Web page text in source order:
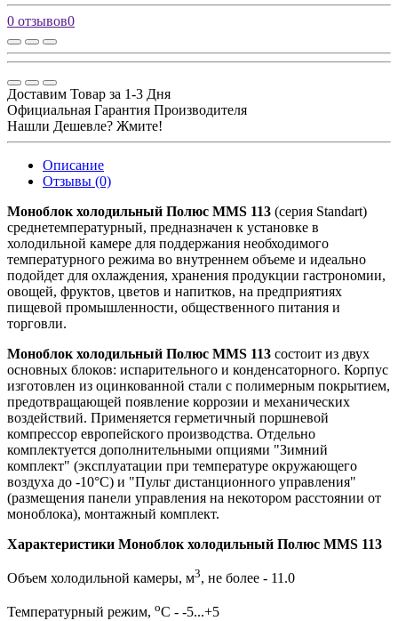
0 отзывов0
Доставим Товар за 1-3 Дня
Официальная Гарантия Производителя
Нашли Дешевле? Жмите!
Описание
Отзывы (0)
Моноблок холодильный Полюс MMS 113 (серия Standart)
среднетемпературный, предназначен к установке в
холодильной камере для поддержания необходимого
температурного режима во внутреннем объеме и идеально
подойдет для охлаждения, хранения продукции гастрономии,
овощей, фруктов, цветов и напитков, на предприятиях
пищевой промышленности, общественного питания и
торговли.
Моноблок холодильный Полюс MMS 113 состоит из двух
основных блоков: испарительного и конденсаторного. Корпус
изготовлен из оцинкованной стали с полимерным покрытием,
предотвращающей появление коррозии и механических
воздействий. Применяется герметичный поршневой
компрессор европейского производства. Отдельно
комплектуется дополнительными опциями "Зимний
комплект" (эксплуатации при температуре окружающего
воздуха до -10°С) и "Пульт дистанционного управления"
(размещения панели управления на некотором расстоянии от
моноблока), монтажный комплект.
Характеристики Моноблок холодильный Полюс MMS 113
Объем холодильной камеры, м3, не более - 11.0
Температурный режим, оС - -5...+5